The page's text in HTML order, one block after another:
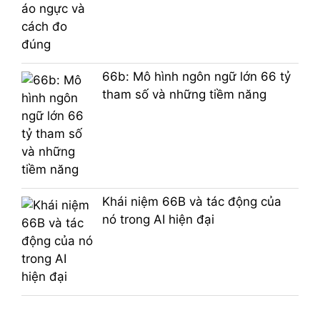
66b: Mô hình ngôn ngữ lớn 66 tỷ
tham số và những tiềm năng
Khái niệm 66B và tác động của
nó trong AI hiện đại